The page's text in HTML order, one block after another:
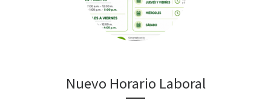
Nuevo Horario Laboral